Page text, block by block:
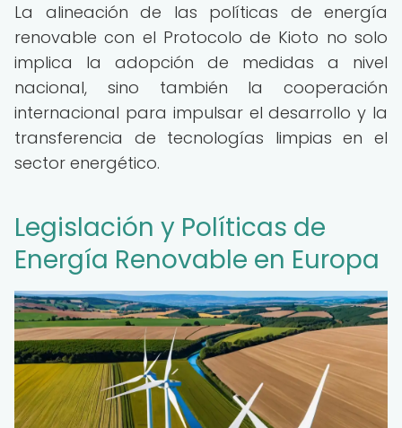
La alineación de las políticas de energía
renovable con el Protocolo de Kioto no solo
implica la adopción de medidas a nivel
nacional, sino también la cooperación
internacional para impulsar el desarrollo y la
transferencia de tecnologías limpias en el
sector energético.
Legislación y Políticas de
Energía Renovable en Europa